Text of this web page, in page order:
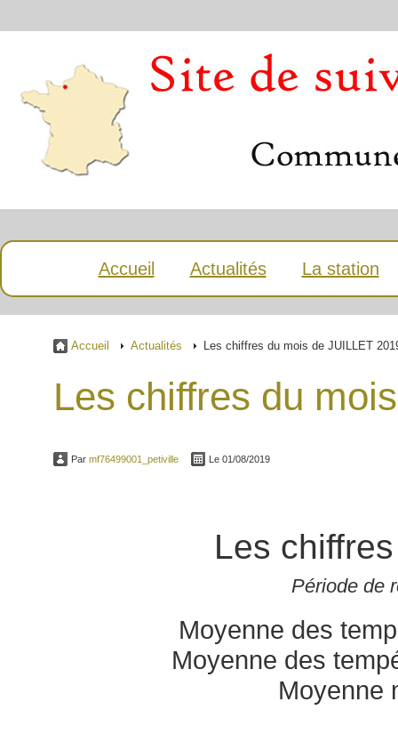
Accueil Actualités La station
Accueil Actualités Les chiffres du mois de JUILLET
Les chiffres du
Par mf76499001_petiville Le 01/08/2019
Les
Période de
Moyenne des
Moyenne des
Moyenne